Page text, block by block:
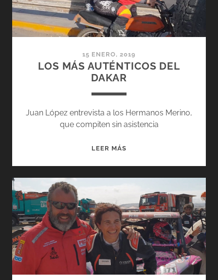
15 ENERO, 2019
LOS MÁS AUTÉNTICOS DEL
DAKAR
Juan López entrevista a los Hermanos Merino,
que compiten sin asistencia
LEER MÁS
DAKAR